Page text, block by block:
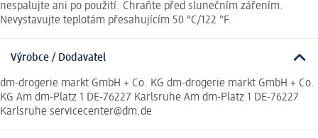
nespalujte ani po použití. Chraňte před slunečním zářením.
Nevystavujte teplotám přesahujícím 50 °C/122 °F.
Výrobce / Dodavatel
dm-drogerie markt GmbH + Co. KG dm-drogerie markt GmbH + Co.
KG Am dm-Platz 1 DE-76227 Karlsruhe Am dm-Platz 1 DE-76227
Karlsruhe servicecenter@dm.de